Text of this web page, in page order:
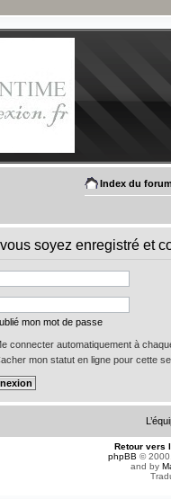
Index du
soyez enregistré et
mon mot de passe
connecter automatiquement à
mon statut en ligne pour cette
Retour vers
phpBB ©
and by